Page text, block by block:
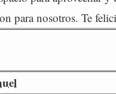
para nosotros. Te